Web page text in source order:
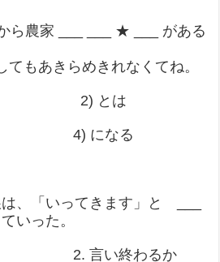
ら農家 ___ ___ ★ ___ がある
てもあきらめきれなくてね。
とは
4) になる
、「いってきます」と ___
いった。
2. 言い終わるか